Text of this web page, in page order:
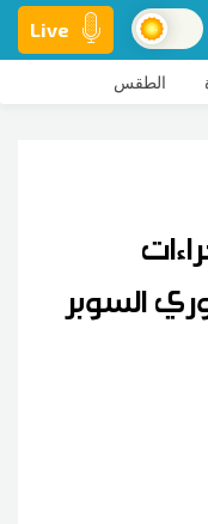
Live
الطقس
السوبر